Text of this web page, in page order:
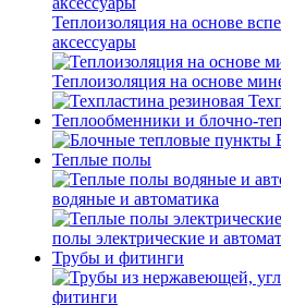
Теплоизоляция на основе
аксессуары
Теплоизоляция на основе
Теплообменники и блочно-
Теплые полы
водяные и автоматика
полы электрические и
Трубы и фитинги